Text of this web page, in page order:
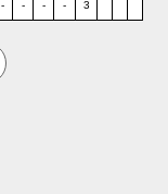
- - - - 3